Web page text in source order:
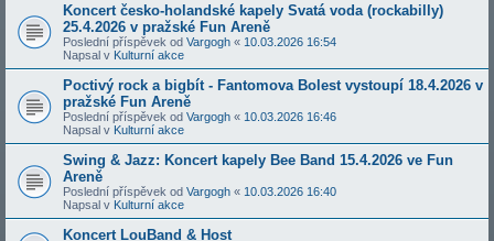
Koncert česko-holandské kapely Svatá voda (rockabilly)
25.4.2026 v pražské Fun Areně
Poslední příspěvek od Vargogh « 10.03.2026 16:54
Napsal v Kulturní akce
Poctivý rock a bigbít - Fantomova Bolest vystoupí 18.4.2026 v
pražské Fun Areně
Poslední příspěvek od Vargogh « 10.03.2026 16:46
Napsal v Kulturní akce
Swing & Jazz: Koncert kapely Bee Band 15.4.2026 ve Fun
Areně
Poslední příspěvek od Vargogh « 10.03.2026 16:40
Napsal v Kulturní akce
Koncert LouBand & Host